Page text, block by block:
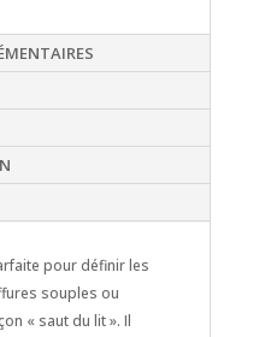
pour définir les
souples ou
« saut du lit ». Il